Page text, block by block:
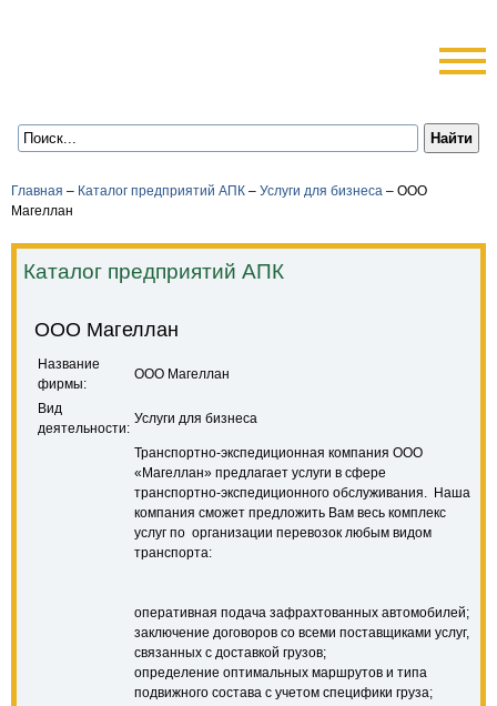
Главная – Каталог предприятий АПК – Услуги для бизнеса – ООО
Магеллан
Каталог предприятий АПК
ООО Магеллан
Название
фирмы:
ООО Магеллан
Вид
деятельности:
Услуги для бизнеса
Транспортно-экспедиционная компания ООО
«Магеллан» предлагает услуги в сфере
транспортно-экспедиционного обслуживания. Наша
компания сможет предложить Вам весь комплекс
услуг по организации перевозок любым видом
транспорта:
оперативная подача зафрахтованных автомобилей;
заключение договоров со всеми поставщиками услуг,
связанных с доставкой грузов;
определение оптимальных маршрутов и типа
подвижного состава с учетом специфики груза;